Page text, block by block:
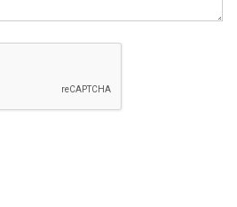
и не нашли.
борцуны всеравно схавают и